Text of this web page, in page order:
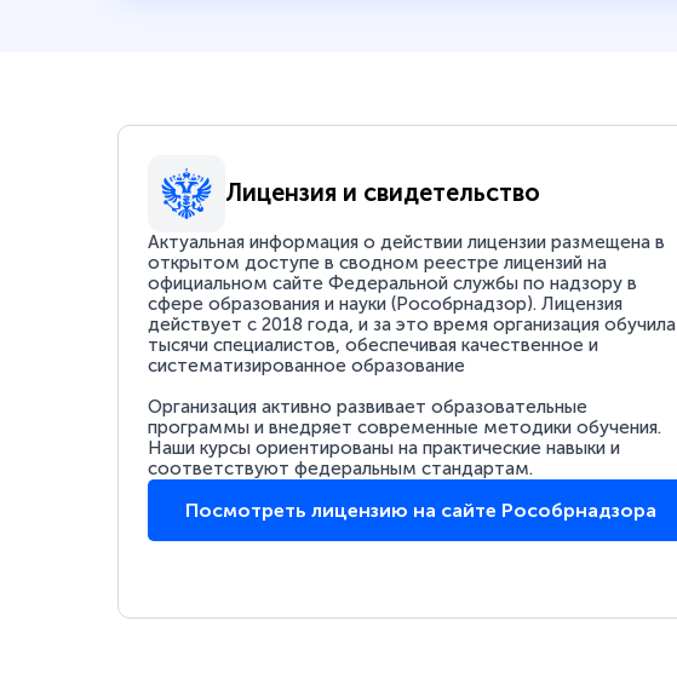
Лицензия и свидетельство
Актуальная информация о действии лицензии размещена в
открытом доступе в сводном реестре лицензий на
официальном сайте Федеральной службы по надзору в
сфере образования и науки (Рособрнадзор). Лицензия
действует с 2018 года, и за это время организация обучила
тысячи специалистов, обеспечивая качественное и
систематизированное образование
Организация активно развивает образовательные
программы и внедряет современные методики обучения.
Наши курсы ориентированы на практические навыки и
соответствуют федеральным стандартам.
Посмотреть лицензию на сайте Рособрнадзора